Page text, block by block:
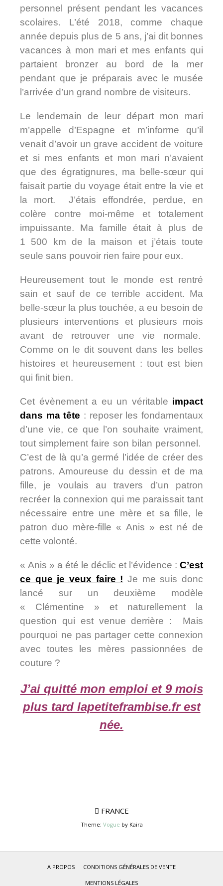
personnel présent pendant les vacances
scolaires. L’été 2018, comme chaque
année depuis plus de 5 ans, j’ai dit bonnes
vacances à mon mari et mes enfants qui
partaient bronzer au bord de la mer
pendant que je préparais avec le musée
l’arrivée d’un grand nombre de visiteurs.
Le lendemain de leur départ mon mari
m’appelle d’Espagne et m’informe qu’il
venait d’avoir un grave accident de voiture
et si mes enfants et mon mari n’avaient
que des égratignures, ma belle-sœur qui
faisait partie du voyage était entre la vie et
la mort. J’étais effondrée, perdue, en
colère contre moi-même et totalement
impuissante. Ma famille était à plus de
1 500 km de la maison et j’étais toute
seule sans pouvoir rien faire pour eux.
Heureusement tout le monde est rentré
sain et sauf de ce terrible accident. Ma
belle-sœur la plus touchée, a eu besoin de
plusieurs interventions et plusieurs mois
avant de retrouver une vie normale.
Comme on le dit souvent dans les belles
histoires et heureusement : tout est bien
qui finit bien.
Cet évènement a eu un véritable impact
dans ma tête : reposer les fondamentaux
d’une vie, ce que l’on souhaite vraiment,
tout simplement faire son bilan personnel.
C’est de là qu’a germé l’idée de créer des
patrons. Amoureuse du dessin et de ma
fille, je voulais au travers d’un patron
recréer la connexion qui me paraissait tant
nécessaire entre une mère et sa fille, le
patron duo mère-fille « Anis » est né de
cette volonté.
« Anis » a été le déclic et l’évidence : C’est
ce que je veux faire ! Je me suis donc
lancé sur un deuxième modèle
« Clémentine » et naturellement la
question qui est venue derrière : Mais
pourquoi ne pas partager cette connexion
avec toutes les mères passionnées de
couture ?
J’ai quitté mon emploi et 9 mois
plus tard lapetiteframbise.fr est
née.
FRANCE
Theme: Vogue by Kaira
A PROPOS CONDITIONS GÉNÉRALES DE VENTE
MENTIONS LÉGALES